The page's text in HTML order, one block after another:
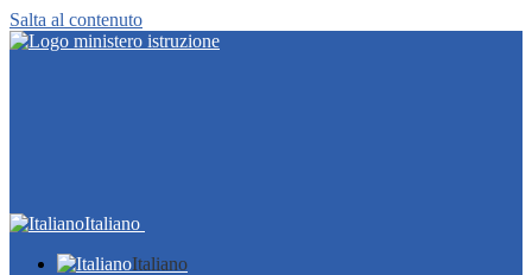
Salta al contenuto
Italiano
Italiano